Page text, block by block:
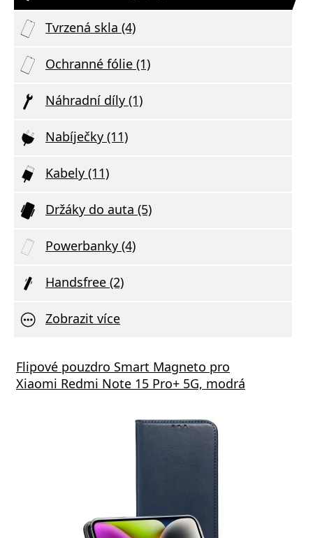
Tvrzená skla (4)
Ochranné fólie (1)
Náhradní díly (1)
Nabíječky (11)
Kabely (11)
Držáky do auta (5)
Powerbanky (4)
Handsfree (2)
Zobrazit více
Flipové pouzdro Smart Magneto pro
Xiaomi Redmi Note 15 Pro+ 5G, modrá